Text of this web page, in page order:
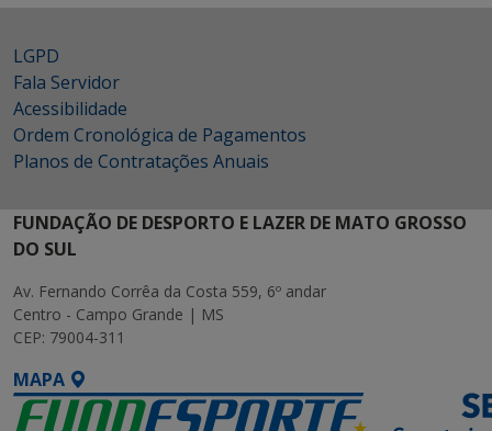
LGPD
Fala Servidor
Acessibilidade
Ordem Cronológica de Pagamentos
Planos de Contratações Anuais
FUNDAÇÃO DE DESPORTO E LAZER DE MATO GROSSO
DO SUL
Av. Fernando Corrêa da Costa 559, 6º andar
Centro - Campo Grande | MS
CEP: 79004-311
MAPA